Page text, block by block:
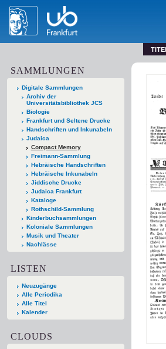
SAMMLUNGEN
Digitale Sammlungen
Archiv der
Universitätsbibliothek JCS
Biologie
Frankfurt und Seltene Drucke
Handschriften und Inkunabeln
Judaica
Compact Memory
Freimann-Sammlung
Hebräische Handschriften
Hebräische Inkunabeln
Jiddische Drucke
Judaica Frankfurt
Kataloge
Rothschild-Sammlung
Kinderbuchsammlungen
Koloniale Sammlungen
Musik und Theater
Nachlässe
LISTEN
Neuzugänge
Alle Periodika
Alle Titel
Kalender
CLOUDS